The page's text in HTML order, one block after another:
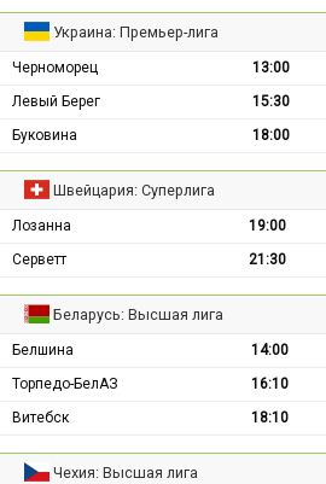
Украина: Премьер-лига
Черноморец 13:00
Левый Берег
15:30
Буковина
18:00
Швейцария: Суперлига
Лозанна 19:00
Серветт
21:30
Беларусь: Высшая лига
Белшина 14:00
Торпедо-БелАЗ
16:10
Витебск
18:10
Чехия: Высшая лига